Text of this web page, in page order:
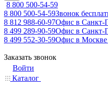
8 800 500-54-59
8 800 500-54-59Звонок
8 812 988-60-97Офис в Санкт-
8 499 289-90-59Офис в Санкт-
8 499 552-30-59Офис в Москве
Заказать звонок
Войти
Каталог